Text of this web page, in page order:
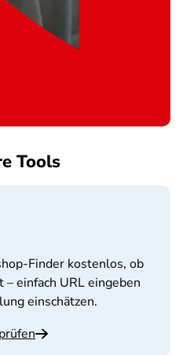
Tools
Finder kostenlos, ob
einfach URL eingeben
einschätzen.